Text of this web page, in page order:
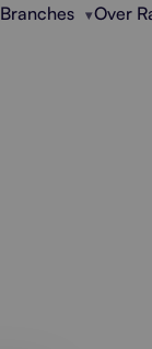
Branches Over